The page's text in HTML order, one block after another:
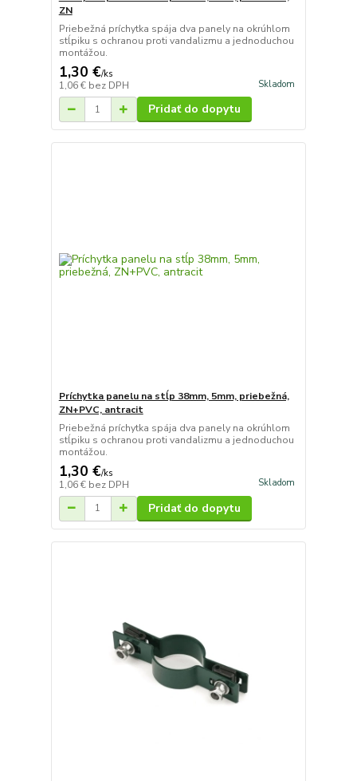
ZN
Priebežná príchytka spája dva panely na okrúhlom
stĺpiku s ochranou proti vandalizmu a jednoduchou
montážou.
1,30 €/ks
1,06 € bez DPH Skladom
Pridať do dopytu
Príchytka panelu na stĺp 38mm, 5mm, priebežná,
ZN+PVC, antracit
Priebežná príchytka spája dva panely na okrúhlom
stĺpiku s ochranou proti vandalizmu a jednoduchou
montážou.
1,30 €/ks
1,06 € bez DPH Skladom
Pridať do dopytu